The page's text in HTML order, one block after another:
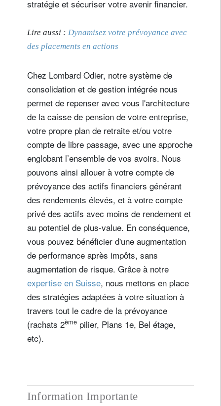
stratégie et sécuriser votre avenir financier.
Lire aussi : Dynamisez votre prévoyance avec
des placements en actions
Chez Lombard Odier, notre système de
consolidation et de gestion intégrée nous
permet de repenser avec vous l'architecture
de la caisse de pension de votre entreprise,
votre propre plan de retraite et/ou votre
compte de libre passage, avec une approche
englobant l’ensemble de vos avoirs. Nous
pouvons ainsi allouer à votre compte de
prévoyance des actifs financiers générant
des rendements élevés, et à votre compte
privé des actifs avec moins de rendement et
au potentiel de plus-value. En conséquence,
vous pouvez bénéficier d'une augmentation
de performance après impôts, sans
augmentation de risque. Grâce à notre
expertise en Suisse, nous mettons en place
des stratégies adaptées à votre situation à
travers tout le cadre de la prévoyance
(rachats 2ème pilier, Plans 1e, Bel étage,
etc).
Information Importante